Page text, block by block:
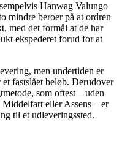
Hanwag Valungo
mindre beroer på at ordren
med det formål at de har
ekspederet forud for at
men undertiden er
fastslået beløb. Derudover
som oftest – uden
eller Assens – er
til et udleveringssted.